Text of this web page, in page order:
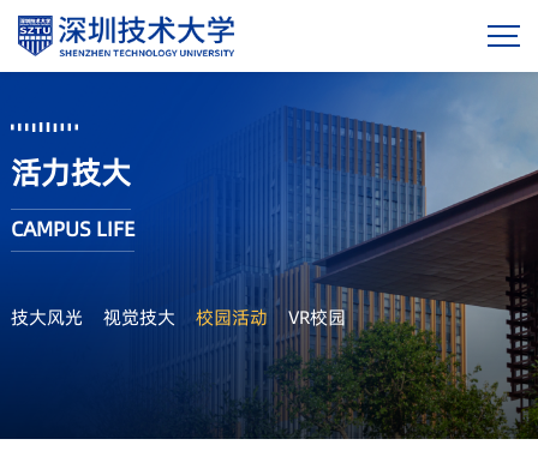
活力技大
CAMPUS LIFE
技大风光 视觉技大 校园活动 VR校园